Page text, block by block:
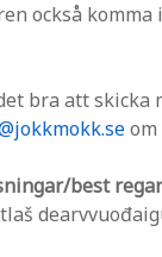
också
bra att skicka
best